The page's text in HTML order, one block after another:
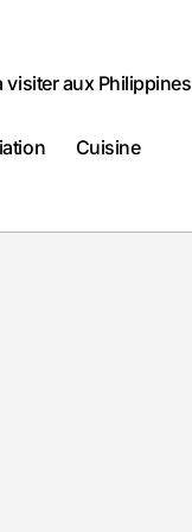
visiter aux Philippines
Cuisine